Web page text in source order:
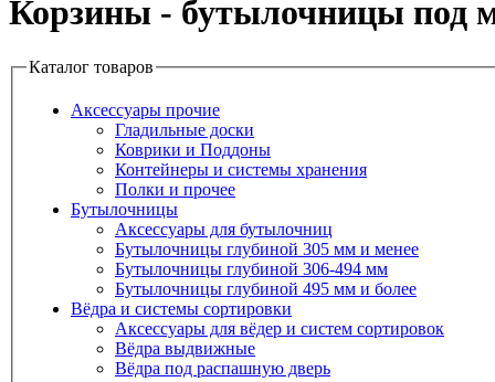
Корзины - бутылочницы под
Каталог товаров
Аксессуары прочие
Гладильные доски
Коврики и Поддоны
Контейнеры и системы хранения
Полки и прочее
Бутылочницы
Аксессуары для бутылочниц
Бутылочницы глубиной 305 мм и менее
Бутылочницы глубиной 306-494 мм
Бутылочницы глубиной 495 мм и более
Вёдра и системы сортировки
Аксессуары для вёдер и систем сортировок
Вёдра выдвижные
Вёдра под распашную дверь